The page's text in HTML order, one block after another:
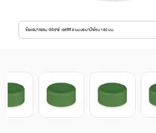
ข้อต่อฝาครอบ พีพีอาร์ เอสซีจี ระบบประปาน้ำร้อน 160 มม.